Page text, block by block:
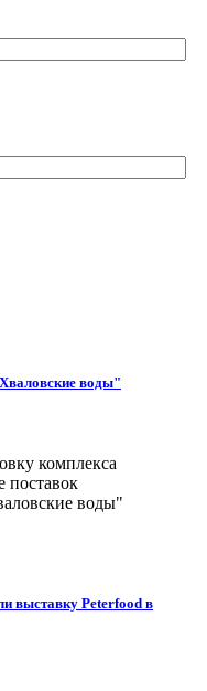
воды"
комплекса
поставок
воды"
выставку Peterfood в